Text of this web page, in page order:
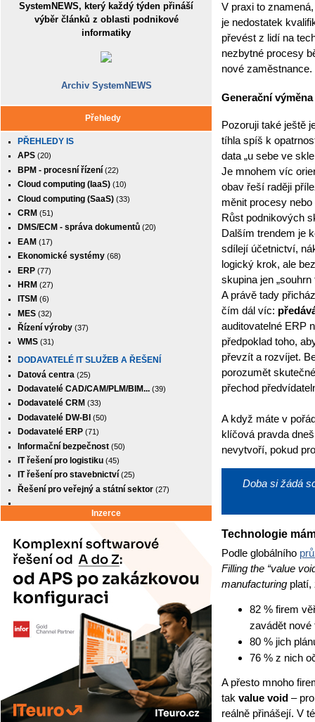
SystemNEWS, který každý týden přináší
výběr článků z oblasti podnikové
informatiky
Archiv SystemNEWS
Přehledy
PŘEHLEDY IS
APS (20)
BPM - procesní řízení (22)
Cloud computing (IaaS) (10)
Cloud computing (SaaS) (33)
CRM (51)
DMS/ECM - správa dokumentů (20)
EAM (17)
Ekonomické systémy (68)
ERP (77)
HRM (27)
ITSM (6)
MES (32)
Řízení výroby (37)
WMS (31)
DODAVATELÉ IT SLUŽEB A ŘEŠENÍ
Datová centra (25)
Dodavatelé CAD/CAM/PLM/BIM... (39)
Dodavatelé CRM (33)
Dodavatelé DW-BI (50)
Dodavatelé ERP (71)
Informační bezpečnost (50)
IT řešení pro logistiku (45)
IT řešení pro stavebnictví (25)
Řešení pro veřejný a státní sektor (27)
Inzerce
V praxi to
je nedostatek
převést z lidí na
nezbytné procesy
nové zaměstnance.
Generační
Pozoruji také ještě
tíhla spíš k
data „u sebe ve
Je mnohem víc
obav řeší raději
měnit procesy
Růst podnikových
Dalším trendem je
sdílejí účetnictví,
logický krok, ale
skupina jen
A právě tady
čím dál víc:
auditovatelné ERP
předpoklad toho,
převzít a rozvíjet.
porozumět
přechod
A když máte v
klíčová pravda
nevytvoří, pokud
Doba si žádá
Technologie
Podle globálního
Filling the “value
manufacturing platí,
82 % firem
zavádět nové
80 % jich
76 % z nich
A přesto mnoho
tak value void –
reálně přinášejí. V